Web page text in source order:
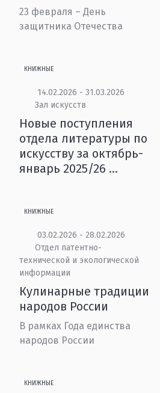
23 февраля – День
защитника Отечества
КНИЖНЫЕ
14.02.2026 - 31.03.2026
Зал искусств
Новые поступления
отдела литературы по
искусству за октябрь-
январь 2025/26 ...
КНИЖНЫЕ
03.02.2026 - 28.02.2026
Отдел патентно-
технической и экологической
информации
Кулинарные традиции
народов России
В рамках Года единства
народов России
КНИЖНЫЕ